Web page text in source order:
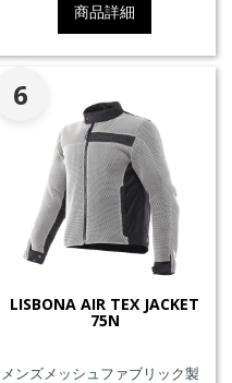
商品詳細
6
LISBONA AIR TEX JACKET
75N
メンズメッシュファブリック製